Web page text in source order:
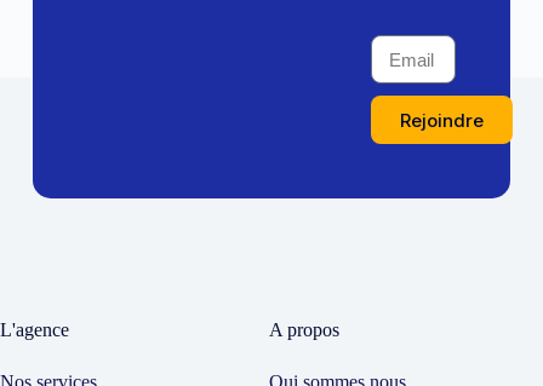
Rejoindre
L'agence A propos